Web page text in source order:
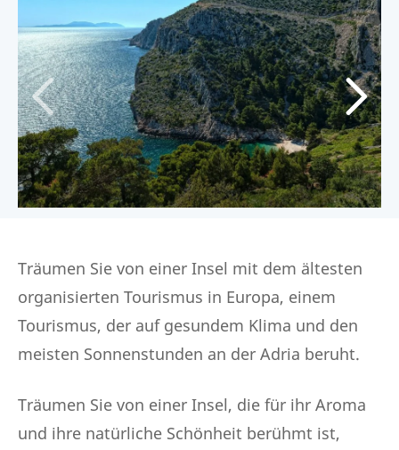
Träumen Sie von einer Insel mit dem ältesten
organisierten Tourismus in Europa, einem
Tourismus, der auf gesundem Klima und den
meisten Sonnenstunden an der Adria beruht.
Träumen Sie von einer Insel, die für ihr Aroma
und ihre natürliche Schönheit berühmt ist,